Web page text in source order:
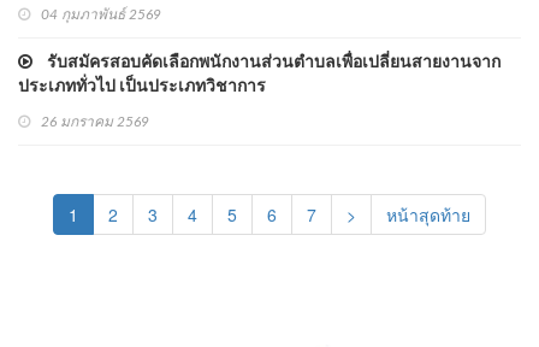
04 กุมภาพันธ์ 2569
รับสมัครสอบคัดเลือกพนักงานส่วนตำบลเพื่อเปลี่ยนสายงานจาก
ประเภททั่วไป เป็นประเภทวิชาการ
26 มกราคม 2569
1 (current)
2 3 4 5 6 7 > หน้าสุดท้าย